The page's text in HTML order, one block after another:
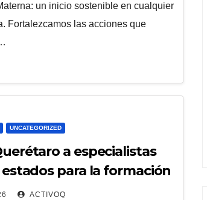
un inicio sostenible en cualquier
Fortalezcamos las acciones que
UNCATEGORIZED
a especialistas
para la formación
humanos para la salud
ACTIVOQ